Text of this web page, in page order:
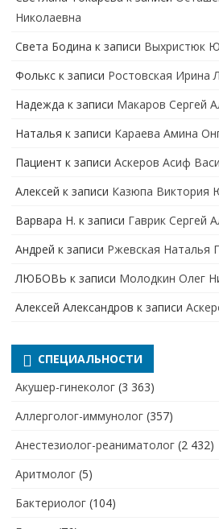
Николаевна
Света Бодина к записи Выхристюк
Фолькс к записи Ростовская Ирина
Надежда к записи Макаров Сергей
Наталья к записи Караева Амина
Пациент к записи Аскеров Асиф
Алексей к записи Казюпа Виктория
Варвара Н. к записи Гаврик Сергей
Андрей к записи Ржевская Наталья
ЛЮБОВЬ к записи Молодкин Олег
Алексей Александров к записи
СПЕЦИАЛЬНОСТИ
Акушер-гинеколог (3 363)
Аллерголог-иммунолог (357)
Анестезиолог-реаниматолог (2 432)
Аритмолог (5)
Бактериолог (104)